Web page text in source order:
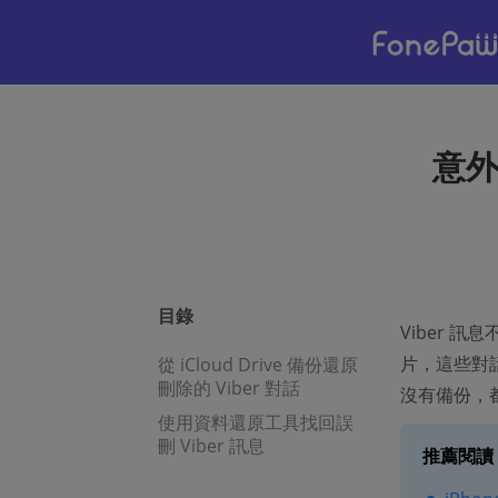
意
目錄
從 iCloud Drive 備份還原
刪除的 Viber 對話
使用資料還原工具找回誤
刪 Viber 訊息
Viber 訊息
片，這些對
沒有備份，
推薦閱讀